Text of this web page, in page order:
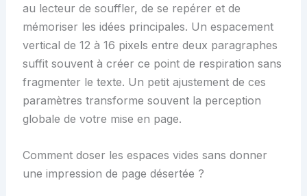
au lecteur de souffler, de se repérer et de
mémoriser les idées principales. Un espacement
vertical de 12 à 16 pixels entre deux paragraphes
suffit souvent à créer ce point de respiration sans
fragmenter le texte. Un petit ajustement de ces
paramètres transforme souvent la perception
globale de votre mise en page.
Comment doser les espaces vides sans donner
une impression de page désertée ?